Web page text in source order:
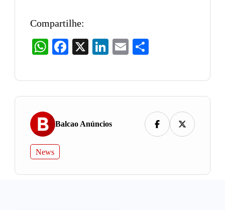
Compartilhe:
WhatsAppFacebook LinkedIn
Email
Balcao Anúncios
News